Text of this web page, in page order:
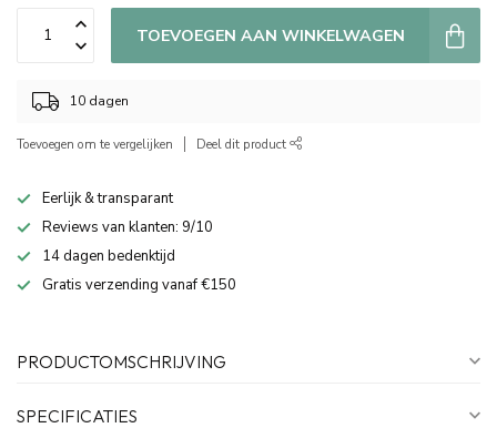
TOEVOEGEN AAN WINKELWAGEN
10 dagen
Toevoegen om te vergelijken Deel dit product
Eerlijk & transparant
Reviews van klanten: 9/10
14 dagen bedenktijd
Gratis verzending vanaf €150
PRODUCTOMSCHRIJVING
SPECIFICATIES